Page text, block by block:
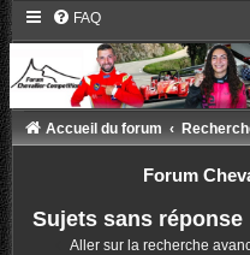
FAQ
Accueil du forum
Forum
Sujets sans réponse
Aller sur la recherche